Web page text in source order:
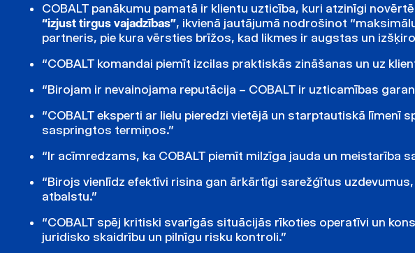
COBALT panākumu pamatā ir klientu uzticība, kuri atzinīgi
“izjust tirgus vajadzības”, ikvienā jautājumā nodrošinot
partneris, pie kura vērsties brīžos, kad likmes ir augstas un
“COBALT komandai piemīt izcilas praktiskās zināšanas un uz
“Birojam ir nevainojama reputācija – COBALT ir uzticamības
“COBALT eksperti ar lielu pieredzi vietējā un starptautiskā
saspringtos termiņos.”
“Ir acīmredzams, ka COBALT piemīt milzīga jauda un meistarība
“Birojs vienlīdz efektīvi risina gan ārkārtīgi sarežģītus
atbalstu.”
“COBALT spēj kritiski svarīgās situācijās rīkoties operatīvi un
juridisko skaidrību un pilnīgu risku kontroli.”